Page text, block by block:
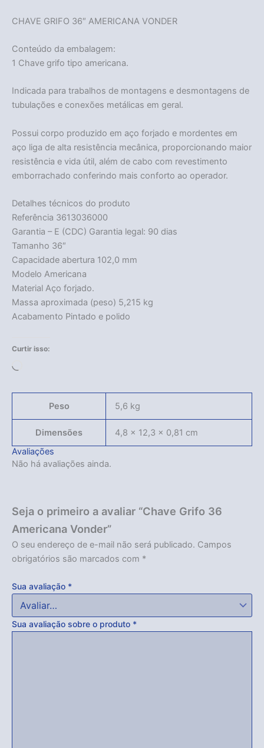
CHAVE GRIFO 36″ AMERICANA VONDER
Conteúdo da embalagem:
1 Chave grifo tipo americana.
Indicada para trabalhos de montagens e desmontagens de
tubulações e conexões metálicas em geral.
Possui corpo produzido em aço forjado e mordentes em
aço liga de alta resistência mecânica, proporcionando maior
resistência e vida útil, além de cabo com revestimento
emborrachado conferindo mais conforto ao operador.
Detalhes técnicos do produto
Referência 3613036000
Garantia – E (CDC) Garantia legal: 90 dias
Tamanho 36″
Capacidade abertura 102,0 mm
Modelo Americana
Material Aço forjado.
Massa aproximada (peso) 5,215 kg
Acabamento Pintado e polido
Curtir isso:
Peso 5,6 kg
Dimensões
4,8 × 12,3 × 0,81 cm
Avaliações
Não há avaliações ainda.
Seja o primeiro a avaliar “Chave Grifo 36
Americana Vonder”
O seu endereço de e-mail não será publicado. Campos
obrigatórios são marcados com *
Sua avaliação *
Sua avaliação sobre o produto *